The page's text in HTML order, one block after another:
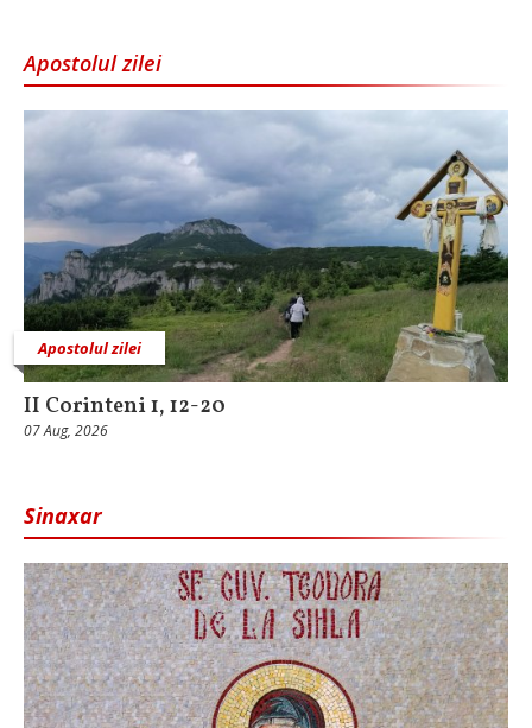
Apostolul zilei
Apostolul zilei
II Corinteni 1, 12-20
07 Aug, 2026
Sinaxar